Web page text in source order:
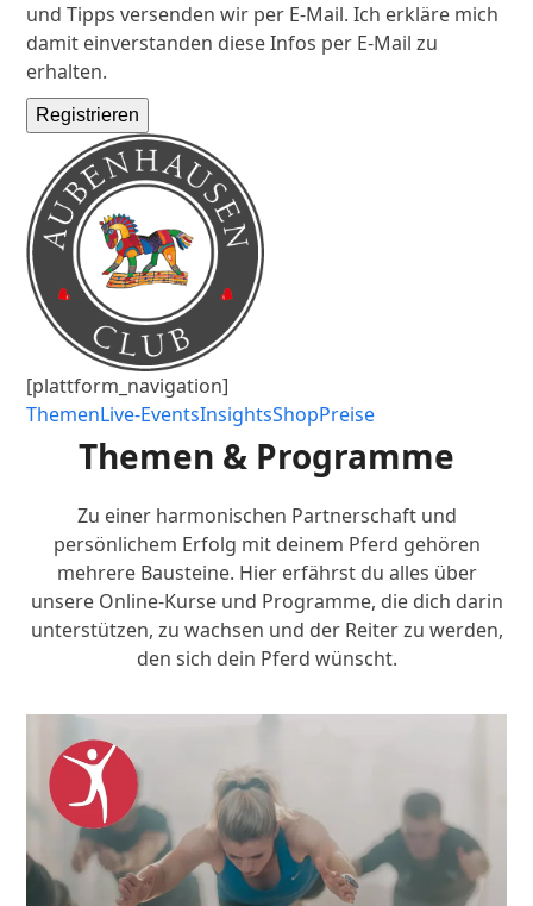
und Tipps versenden wir per E-Mail. Ich erkläre mich
damit einverstanden diese Infos per E-Mail zu
erhalten.
Registrieren
[plattform_navigation]
ThemenLive-EventsInsightsShopPreise
Themen & Programme
Zu einer harmonischen Partnerschaft und
persönlichem Erfolg mit deinem Pferd gehören
mehrere Bausteine. Hier erfährst du alles über
unsere Online-Kurse und Programme, die dich darin
unterstützen, zu wachsen und der Reiter zu werden,
den sich dein Pferd wünscht.